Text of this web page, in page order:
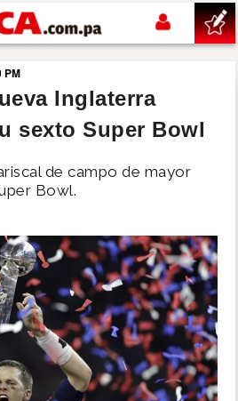
PM
Inglaterra
sexto Super Bowl
de campo de mayor
Bowl.